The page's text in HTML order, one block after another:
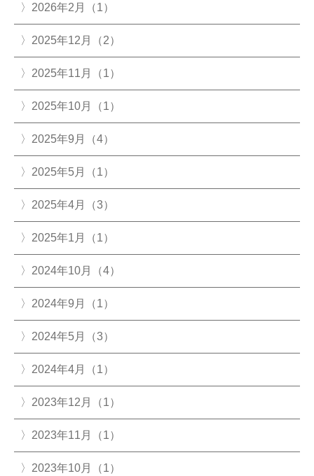
2026年2月（1）
2025年12月（2）
2025年11月（1）
2025年10月（1）
2025年9月（4）
2025年5月（1）
2025年4月（3）
2025年1月（1）
2024年10月（4）
2024年9月（1）
2024年5月（3）
2024年4月（1）
2023年12月（1）
2023年11月（1）
2023年10月（1）